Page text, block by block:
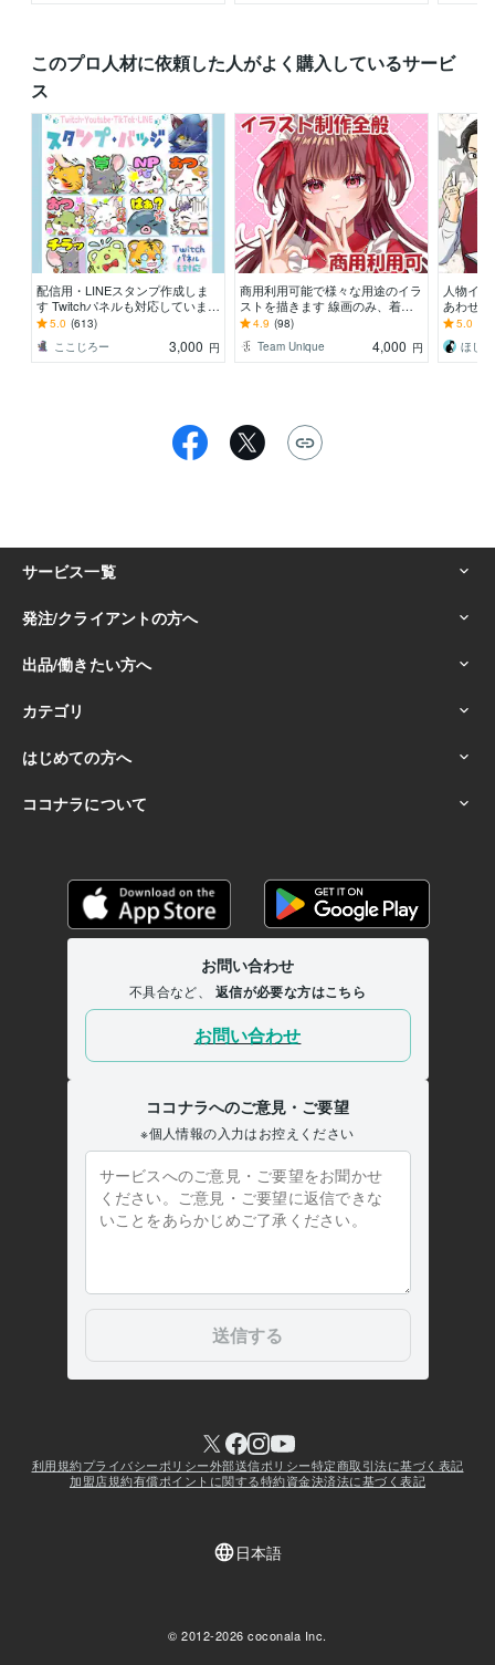
このプロ人材に依頼した人がよく購入しているサービ
ス
配信用・LINEスタンプ作成しま
す Twitchパネルも対応していま
す！
5.0 (613)
ここじろー
3,000 円
商用利用可能で様々な用途のイラ
ストを描きます 線画のみ、着色
のみの案件もご相談下さい！
4.9 (98)
Team Unique
4,000 円
人物イ
あわせ
5.0
ほし